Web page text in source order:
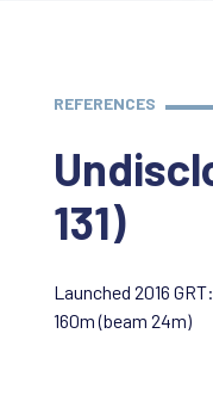
REFERENCES
131)
Launched 2016
160m (beam 24m)